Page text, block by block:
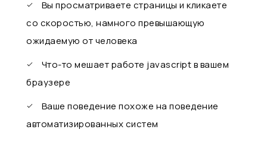
Вы просматриваете страницы и кликаете
со скоростью, намного превышающую
ожидаемую от человека
Что-то мешает работе javascript в вашем
браузере
Ваше поведение похоже на поведение
автоматизированных систем